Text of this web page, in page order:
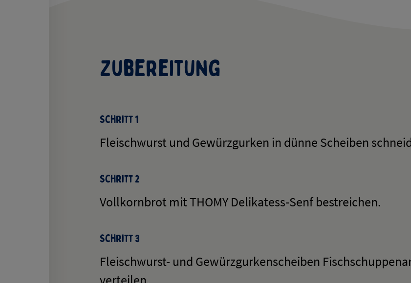
Zubereitung
Schritt 1
Fleischwurst und Gewürzgurken in dünne Scheiben
Schritt 2
Vollkornbrot mit THOMY Delikatess-Senf bestreichen.
Schritt 3
Fleischwurst- und Gewürzgurkenscheiben